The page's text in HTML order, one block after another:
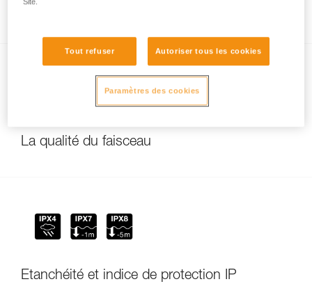
Informations sur l’éclairage à led
La qualité du faisceau
Étanchéité et indice de protection IP
Tout refuser Autoriser tous les cookies
Paramètres des cookies